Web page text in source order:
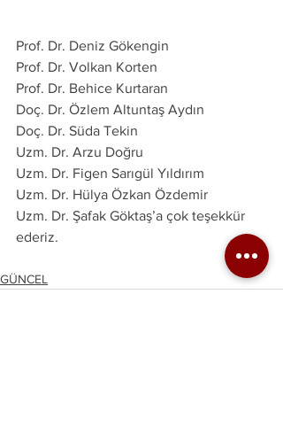
Prof. Dr. Deniz Gökengin
Prof. Dr. Volkan Korten
Prof. Dr. Behice Kurtaran
Doç. Dr. Özlem Altuntaş Aydın
Doç. Dr. Süda Tekin
Uzm. Dr. Arzu Doğru
Uzm. Dr. Figen Sarıgül Yıldırım
Uzm. Dr. Hülya Özkan Özdemir
Uzm. Dr. Şafak Göktaş’a çok teşekkür
ederiz.
GÜNCEL